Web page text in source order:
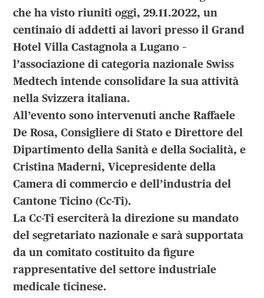
che ha visto riuniti oggi, 29.11.2022, un
centinaio di addetti ai lavori presso il Grand
Hotel Villa Castagnola a Lugano –
l’associazione di categoria nazionale Swiss
Medtech intende consolidare la sua attività
nella Svizzera italiana.
All’evento sono intervenuti anche Raffaele
De Rosa, Consigliere di Stato e Direttore del
Dipartimento della Sanità e della Socialità, e
Cristina Maderni, Vicepresidente della
Camera di commercio e dell’industria del
Cantone Ticino (Cc-Ti).
La Cc-Ti eserciterà la direzione su mandato
del segretariato nazionale e sarà supportata
da un comitato costituito da figure
rappresentative del settore industriale
medicale ticinese.